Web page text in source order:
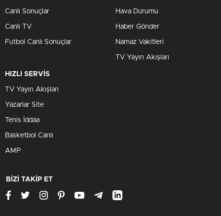
Canlı Sonuçlar
Canlı TV
Futbol Canlı Sonuçlar
Hava Durumu
Haber Gönder
Namaz Vakitleri
TV Yayın Akışları
HIZLI SERVİS
TV Yayın Akışları
Yazarlar Site
Tenis İddaa
Basketbol Canlı
AMP
BİZİ TAKİP ET